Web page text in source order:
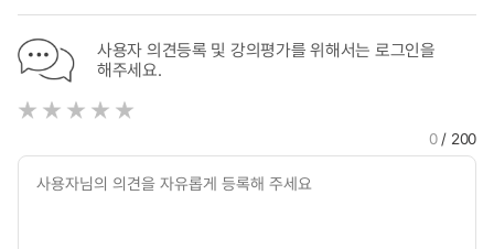
사용자 의견등록 및 강의평가를 위해서는 로그인을
해주세요.
0/ 200